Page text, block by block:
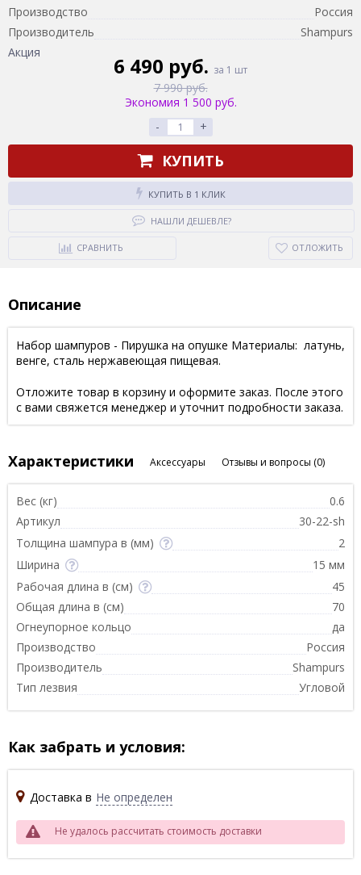
Производство
Россия
Производитель
Shampurs
Акция
6 490 руб. за 1 шт
7 990 руб.
Экономия 1 500 руб.
-
+
КУПИТЬ
КУПИТЬ В 1 КЛИК
НАШЛИ ДЕШЕВЛЕ?
СРАВНИТЬ ОТЛОЖИТЬ
Описание
Набор шампуров - Пирушка на опушке Материалы: латунь,
венге, сталь нержавеющая пищевая.
Отложите товар в корзину и оформите заказ. После этого
с вами свяжется менеджер и уточнит подробности заказа.
Характеристики Аксессуары Отзывы и вопросы (0)
Вес (кг)
0.6
Артикул
30-22-sh
Толщина шампура в (мм)
2
Ширина
15 мм
Рабочая длина в (см)
45
Общая длина в (см)
70
Огнеупорное кольцо
да
Производство
Россия
Производитель
Shampurs
Тип лезвия
Угловой
Как забрать и условия:
Доставка в Не определен
Не удалось рассчитать стоимость доставки